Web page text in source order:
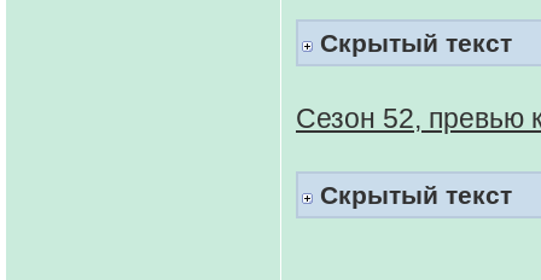
Скрытый текст
Сезон 52, превью
Скрытый текст